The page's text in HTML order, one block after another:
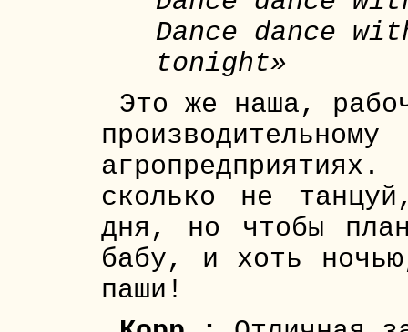
Dance dance
tonight»
Это же наша,
сколько не
дня, но чтобы
бабу, и хоть
паши!